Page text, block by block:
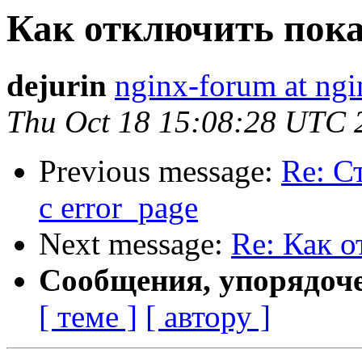
Как отключить
dejurin nginx-forum at
Thu Oct 18 15:08:28 UTC
Previous message: Re:
с error_page
Next message: Re: Как
Сообщения,
[ теме ] [ автору ]